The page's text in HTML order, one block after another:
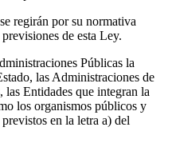
regirán por su normativa
de esta Ley.
Públicas la
las Administraciones de
Entidades que integran la
los organismos públicos y
en la letra a) del